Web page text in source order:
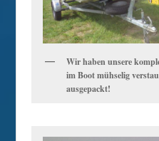
Wir haben unsere
im Boot mühselig
ausgepackt!